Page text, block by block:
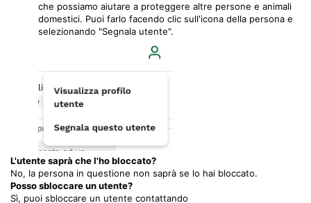
che possiamo aiutare a proteggere altre persone e animali
domestici. Puoi farlo facendo clic sull'icona della persona e
selezionando "Segnala utente".
L'utente saprà che l'ho bloccato?
No, la persona in questione non saprà se lo hai bloccato.
Posso sbloccare un utente?
Sì, puoi sbloccare un utente contattando